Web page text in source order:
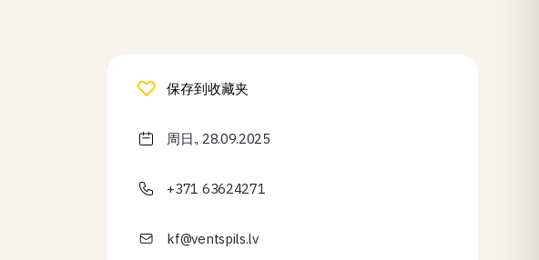
保存到收藏夹
周日., 28.09.2025
+371 63624271
kf@ventspils.lv